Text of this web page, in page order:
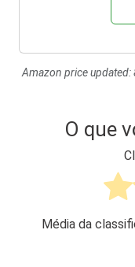
Amazon price updated:
O que
Média da